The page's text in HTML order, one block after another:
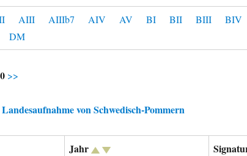
AIII AIIIb7 AIV AV BI BII BIII BIV
DM
>>
von Schwedisch-Pommern
Jahr